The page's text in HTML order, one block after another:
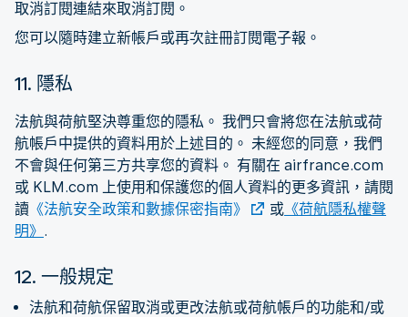
取消訂閱連結來取消訂閱。
您可以隨時建立新帳戶或再次註冊訂閱電子報。
11. 隱私
法航與荷航堅決尊重您的隱私。 我們只會將您在法航或荷
航帳戶中提供的資料用於上述目的。 未經您的同意，我們
不會與任何第三方共享您的資料。 有關在 airfrance.com
或 KLM.com 上使用和保護您的個人資料的更多資訊，請閱
讀 《法航安全政策和數據保密指南》 或 《荷航隱私權聲
明》 .
12. 一般規定
法航和荷航保留取消或更改法航或荷航帳戶的功能和/或